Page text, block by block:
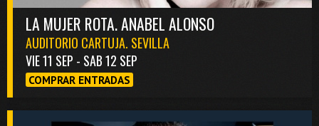
LA MUJER ROTA. ANABEL ALONSO
AUDITORIO CARTUJA. SEVILLA
VIE 11 SEP - SAB 12 SEP
COMPRAR ENTRADAS